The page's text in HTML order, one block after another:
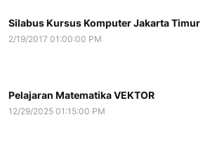
Silabus Kursus Komputer Jakarta Timur
2/19/2017 01:00:00 PM
Pelajaran Matematika VEKTOR
12/29/2025 01:15:00 PM